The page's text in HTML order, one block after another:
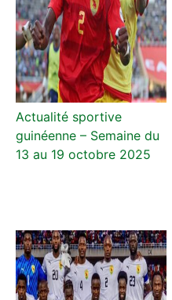
Actualité sportive
guinéenne – Semaine du
13 au 19 octobre 2025